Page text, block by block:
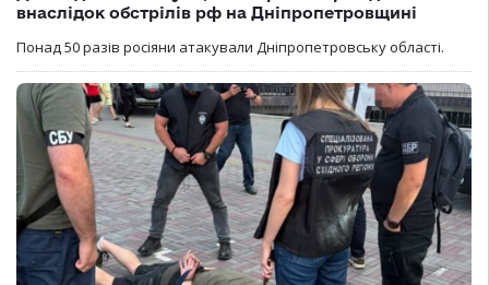
внаслідок обстрілів рф на Дніпропетровщині
Понад 50 разів росіяни атакували Дніпропетровську області.